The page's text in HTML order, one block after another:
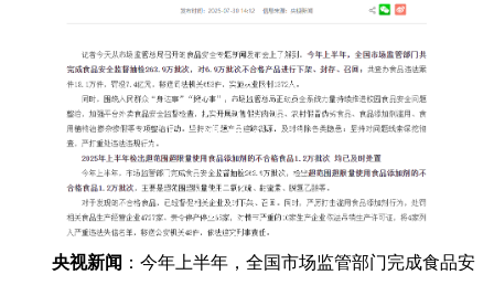
央视新闻 ：今年上半年，全国市场监管部门完成食品安